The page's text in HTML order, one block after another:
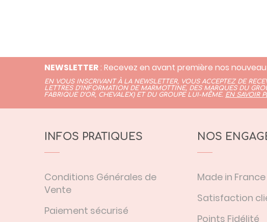
NEWSLETTER: Recevez en avant première nos
EN VOUS INSCRIVANT À LA NEWSLETTER, VOUS ACCEPTEZ DE
LETTRES D’INFORMATION DE MARMOTTINE, DES MARQUES DU
FABRIQUE D’OR, CHEVALEX)ET DU GROUPE LUI-MÊME. EN SAVOIR
INFOS PRATIQUES
Conditions Générales de
Vente
Paiement sécurisé
NOS
Made in France
Satisfaction
Points Fidélité